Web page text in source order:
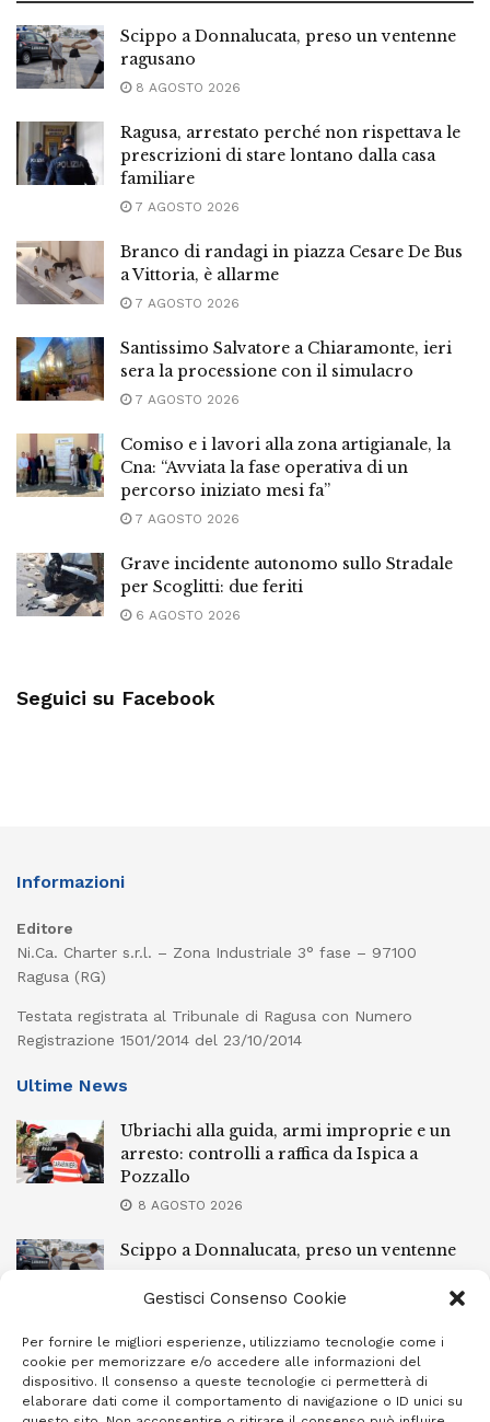
Gestisci Consenso Cookie
Per fornire le migliori esperienze, utilizziamo tecnologie come i
cookie per memorizzare e/o accedere alle informazioni del
dispositivo. Il consenso a queste tecnologie ci permetterà di
elaborare dati come il comportamento di navigazione o ID unici su
Scippo a Donnalucata, preso un ventenne
ragusano
8 AGOSTO 2026
Ragusa, arrestato perché non rispettava le
prescrizioni di stare lontano dalla casa
familiare
7 AGOSTO 2026
Branco di randagi in piazza Cesare De Bus
a Vittoria, è allarme
7 AGOSTO 2026
Santissimo Salvatore a Chiaramonte, ieri
sera la processione con il simulacro
7 AGOSTO 2026
Comiso e i lavori alla zona artigianale, la
Cna: “Avviata la fase operativa di un
percorso iniziato mesi fa”
7 AGOSTO 2026
Grave incidente autonomo sullo Stradale
per Scoglitti: due feriti
6 AGOSTO 2026
Seguici su Facebook
Informazioni
Editore
Ni.Ca. Charter s.r.l. – Zona Industriale 3° fase – 97100
Ragusa (RG)
Testata registrata al Tribunale di Ragusa con Numero
Registrazione 1501/2014 del 23/10/2014
Ultime News
Ubriachi alla guida, armi improprie e un
arresto: controlli a raffica da Ispica a
Pozzallo
8 AGOSTO 2026
Scippo a Donnalucata, preso un ventenne
8 AGOSTO 2026
Ragusa, arrestato perché non rispettava le
prescrizioni di stare lontano dalla casa
familiare